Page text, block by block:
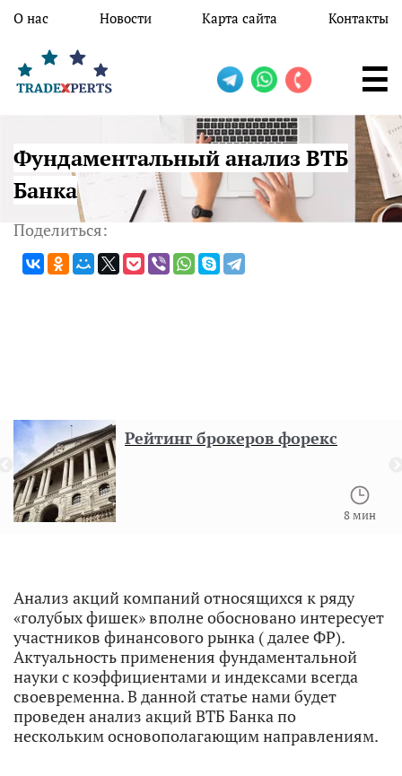
Перейти к основному содержанию
О нас Новости Карта сайта Контакты
Фундаментальный анализ ВТБ
Банка
Поделиться:
Рейтинг брокеров форекс
8 мин
Анализ акций компаний относящихся к ряду
«голубых фишек» вполне обосновано интересует
участников финансового рынка ( далее ФР).
Актуальность применения фундаментальной
науки с коэффициентами и индексами всегда
своевременна. В данной статье нами будет
проведен анализ акций ВТБ Банка по
нескольким основополагающим направлениям.